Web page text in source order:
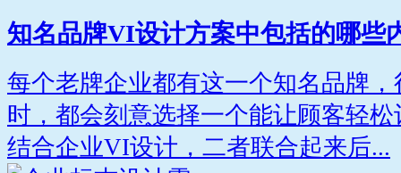
知名品牌VI设计方案中包括的哪些
每个老牌企业都有这一个知名品牌
时，都会刻意选择一个能让顾客轻
结合企业VI设计，二者联合起来后...